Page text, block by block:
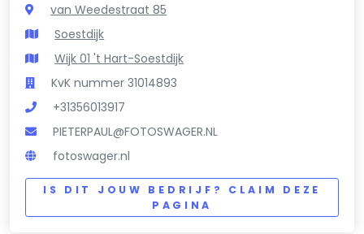
van Weedestraat 85
Soestdijk
Wijk 01 't Hart-Soestdijk
KvK nummer 31014893
+31356013917
PIETERPAUL@FOTOSWAGER.NL
fotoswager.nl
IS DIT JOUW BEDRIJF? CLAIM DEZE
PAGINA